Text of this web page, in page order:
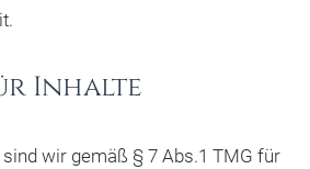
Inhalte
wir gemäß § 7 Abs.1 TMG für